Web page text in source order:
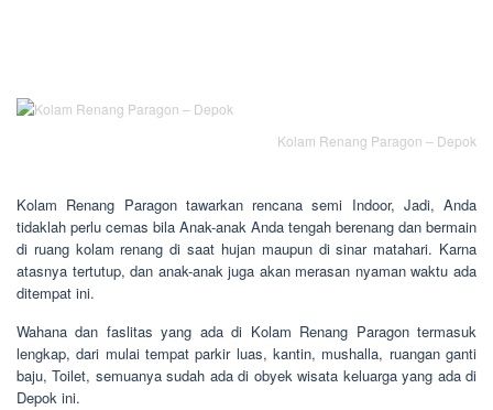
Kolam Renang Paragon – Depok
Kolam Renang Paragon tawarkan rencana semi Indoor, Jadi, Anda
tidaklah perlu cemas bila Anak-anak Anda tengah berenang dan bermain
di ruang kolam renang di saat hujan maupun di sinar matahari. Karna
atasnya tertutup, dan anak-anak juga akan merasan nyaman waktu ada
ditempat ini.
Wahana dan faslitas yang ada di Kolam Renang Paragon termasuk
lengkap, dari mulai tempat parkir luas, kantin, mushalla, ruangan ganti
baju, Toilet, semuanya sudah ada di obyek wisata keluarga yang ada di
Depok ini.